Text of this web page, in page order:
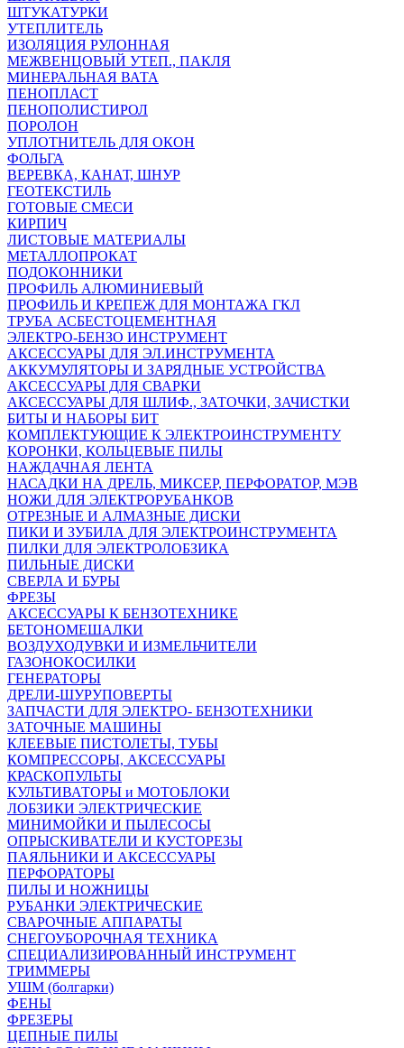
ШТУКАТУРКИ
УТЕПЛИТЕЛЬ
ИЗОЛЯЦИЯ РУЛОННАЯ
МЕЖВЕНЦОВЫЙ УТЕП., ПАКЛЯ
МИНЕРАЛЬНАЯ ВАТА
ПЕНОПЛАСТ
ПЕНОПОЛИСТИРОЛ
ПОРОЛОН
УПЛОТНИТЕЛЬ ДЛЯ ОКОН
ФОЛЬГА
ВЕРЕВКА, КАНАТ, ШНУР
ГЕОТЕКСТИЛЬ
ГОТОВЫЕ СМЕСИ
КИРПИЧ
ЛИСТОВЫЕ МАТЕРИАЛЫ
МЕТАЛЛОПРОКАТ
ПОДОКОННИКИ
ПРОФИЛЬ АЛЮМИНИЕВЫЙ
ПРОФИЛЬ И КРЕПЕЖ ДЛЯ МОНТАЖА ГКЛ
ТРУБА АСБЕСТОЦЕМЕНТНАЯ
ЭЛЕКТРО-БЕНЗО ИНСТРУМЕНТ
АКСЕССУАРЫ ДЛЯ ЭЛ.ИНСТРУМЕНТА
АККУМУЛЯТОРЫ И ЗАРЯДНЫЕ УСТРОЙСТВА
АКСЕССУАРЫ ДЛЯ СВАРКИ
АКСЕССУАРЫ ДЛЯ ШЛИФ., ЗАТОЧКИ, ЗАЧИСТКИ
БИТЫ И НАБОРЫ БИТ
КОМПЛЕКТУЮЩИЕ К ЭЛЕКТРОИНСТРУМЕНТУ
КОРОНКИ, КОЛЬЦЕВЫЕ ПИЛЫ
НАЖДАЧНАЯ ЛЕНТА
НАСАДКИ НА ДРЕЛЬ, МИКСЕР, ПЕРФОРАТОР, МЭВ
НОЖИ ДЛЯ ЭЛЕКТРОРУБАНКОВ
ОТРЕЗНЫЕ И АЛМАЗНЫЕ ДИСКИ
ПИКИ И ЗУБИЛА ДЛЯ ЭЛЕКТРОИНСТРУМЕНТА
ПИЛКИ ДЛЯ ЭЛЕКТРОЛОБЗИКА
ПИЛЬНЫЕ ДИСКИ
СВЕРЛА И БУРЫ
ФРЕЗЫ
АКСЕССУАРЫ К БЕНЗОТЕХНИКЕ
БЕТОНОМЕШАЛКИ
ВОЗДУХОДУВКИ И ИЗМЕЛЬЧИТЕЛИ
ГАЗОНОКОСИЛКИ
ГЕНЕРАТОРЫ
ДРЕЛИ-ШУРУПОВЕРТЫ
ЗАПЧАСТИ ДЛЯ ЭЛЕКТРО- БЕНЗОТЕХНИКИ
ЗАТОЧНЫЕ МАШИНЫ
КЛЕЕВЫЕ ПИСТОЛЕТЫ, ТУБЫ
КОМПРЕССОРЫ, АКСЕССУАРЫ
КРАСКОПУЛЬТЫ
КУЛЬТИВАТОРЫ и МОТОБЛОКИ
ЛОБЗИКИ ЭЛЕКТРИЧЕСКИЕ
МИНИМОЙКИ И ПЫЛЕСОСЫ
ОПРЫСКИВАТЕЛИ И КУСТОРЕЗЫ
ПАЯЛЬНИКИ И АКСЕССУАРЫ
ПЕРФОРАТОРЫ
ПИЛЫ И НОЖНИЦЫ
РУБАНКИ ЭЛЕКТРИЧЕСКИЕ
СВАРОЧНЫЕ АППАРАТЫ
СНЕГОУБОРОЧНАЯ ТЕХНИКА
СПЕЦИАЛИЗИРОВАННЫЙ ИНСТРУМЕНТ
ТРИММЕРЫ
УШМ (болгарки)
ФЕНЫ
ФРЕЗЕРЫ
ЦЕПНЫЕ ПИЛЫ